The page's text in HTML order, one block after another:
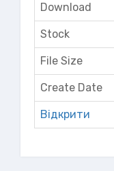
Download
Stock
File Size
Create Date
Відкрити